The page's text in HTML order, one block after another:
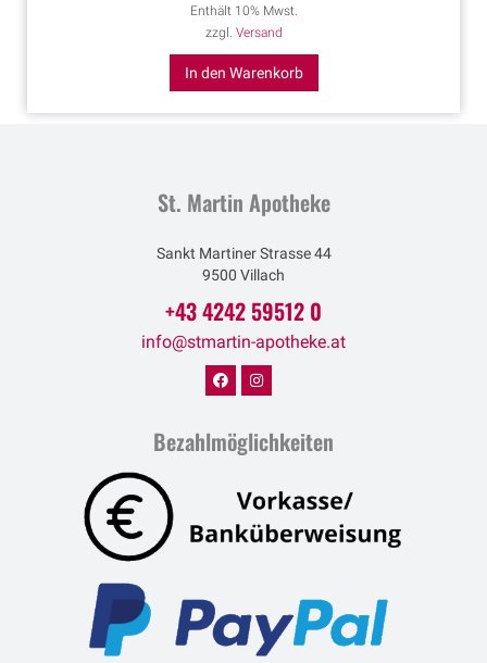
Enthält 10% Mwst.
zzgl. Versand
In den Warenkorb
St. Martin Apotheke
Sankt Martiner Strasse 44
9500 Villach
+43 4242 59512 0
info@stmartin-apotheke.at
Bezahlmöglichkeiten